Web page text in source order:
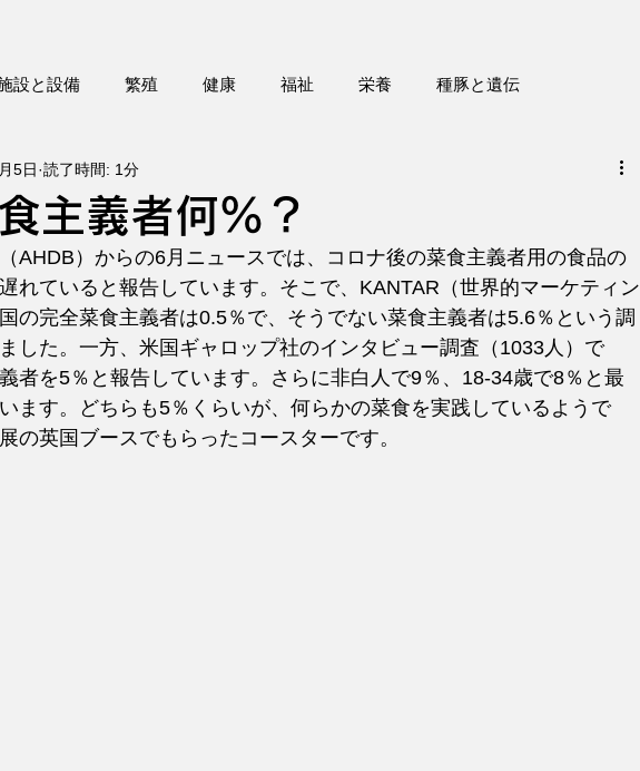
設と設備 繁殖 健康 福祉 栄養 種豚と遺伝
主義者何％？
5日 読了時間: 1分
AHDB）からの6月ニュースでは、コロナ後の菜食主義者用の食品の
れていると報告しています。そこで、KANTAR（世界的マーケティン
の完全菜食主義者は0.5％で、そうでない菜食主義者は5.6％という調
した。一方、米国ギャロップ社のインタビュー調査（1033人）で
者を5％と報告しています。さらに非白人で9％、18-34歳で8％と最
ます。どちらも5％くらいが、何らかの菜食を実践しているようで
の英国ブースでもらったコースターです。